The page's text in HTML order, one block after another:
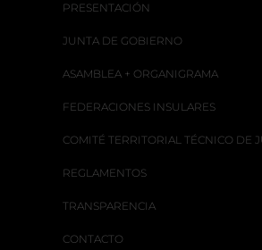
PRESENTACIÓN
JUNTA DE GOBIERNO
ASAMBLEA + ORGANIGRAMA
FEDERACIONES INSULARES
COMITÉ TERRITORIAL TÉCNICO DE
REGLAMENTOS
TRANSPARENCIA
CONTACTO